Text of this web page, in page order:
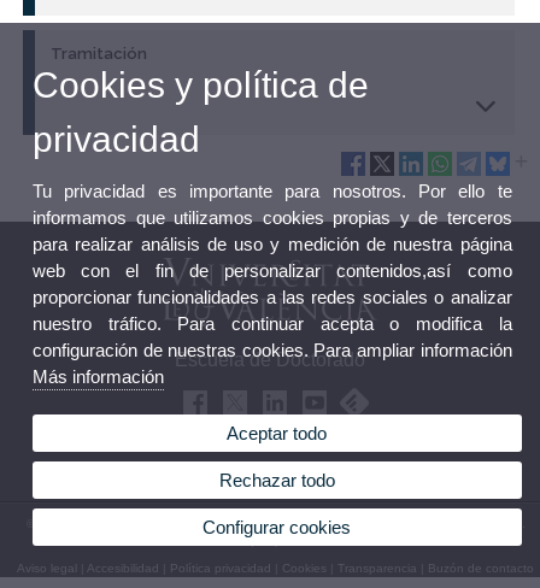
Tramitación
Escuela de Doctorado
© 2026 UV. - Edificio Rectorado nivel 0 - Av. Blasco Ibáñez, 13. 46010 Valencia (España).
Teléfono: (+34) 96 398 30 06
Aviso legal |Accesibilidad Política privacidad Cookies Transparencia Buzón de contacto
Cookies y política de
privacidad
Tu privacidad es importante para nosotros. Por ello te
informamos que utilizamos cookies propias y de terceros
para realizar análisis de uso y medición de nuestra página
web con el fin de personalizar contenidos,así como
proporcionar funcionalidades a las redes sociales o analizar
nuestro tráfico. Para continuar acepta o modifica la
configuración de nuestras cookies. Para ampliar información
Más información
Aceptar todo
Rechazar todo
Configurar cookies